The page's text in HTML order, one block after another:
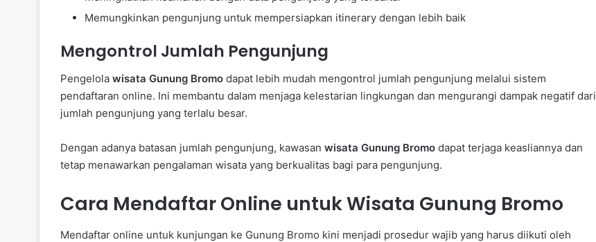
Memungkinkan pengunjung untuk mempersiapkan itinerary dengan lebih baik
Mengontrol Jumlah Pengunjung
Pengelola wisata Gunung Bromo dapat lebih mudah mengontrol jumlah pengunjung melalui sistem
pendaftaran online. Ini membantu dalam menjaga kelestarian lingkungan dan mengurangi dampak negatif dari
jumlah pengunjung yang terlalu besar.
Dengan adanya batasan jumlah pengunjung, kawasan wisata Gunung Bromo dapat terjaga keasliannya dan
tetap menawarkan pengalaman wisata yang berkualitas bagi para pengunjung.
Cara Mendaftar Online untuk Wisata Gunung Bromo
Mendaftar online untuk kunjungan ke Gunung Bromo kini menjadi prosedur wajib yang harus diikuti oleh